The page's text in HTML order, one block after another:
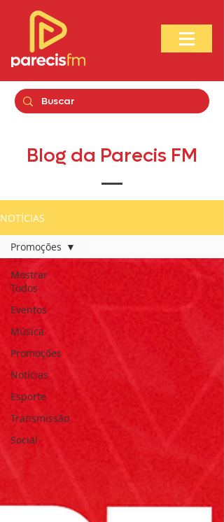
Blog da Parecis FM
NOTÍCIAS
Mostrar
Todos
Eventos
Música
Promoções
Notícias
Esporte
Transmissão
Social
Promoções